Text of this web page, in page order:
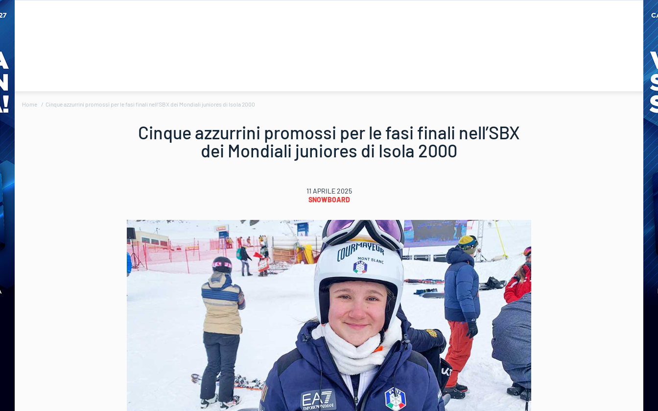
Home Cinque azzurrini promossi per le fasi finali nell’SBX dei Mondiali juniores di Isola 2000
Cinque azzurrini promossi per le fasi finali nell’SBX
dei Mondiali juniores di Isola 2000
11 APRILE 2025
SNOWBOARD